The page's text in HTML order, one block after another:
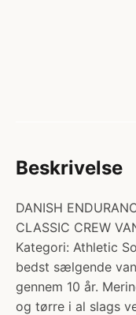
Beskrivelse
DANISH
CLASSIC CREW
Kategori: Athletic
bedst sælgende
gennem 10 år.
og tørre i al slags